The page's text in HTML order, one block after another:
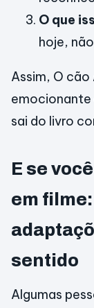
O que
hoje,
Assim, O
emocionante
sai do livro
E se
em
sentido
Algumas